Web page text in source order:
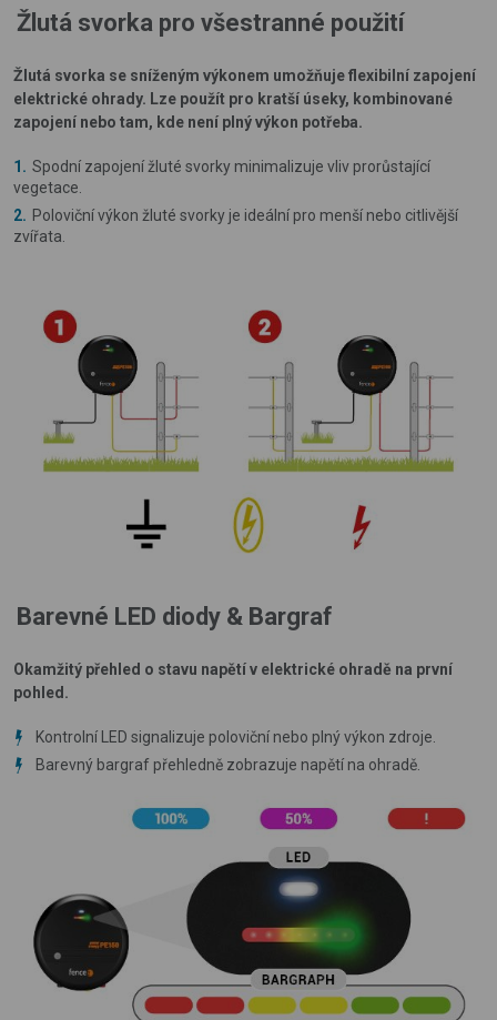
Žlutá svorka pro všestranné použití
Žlutá svorka se sníženým výkonem umožňuje flexibilní zapojení
elektrické ohrady. Lze použít pro kratší úseky, kombinované
zapojení nebo tam, kde není plný výkon potřeba.
Spodní zapojení žluté svorky minimalizuje vliv prorůstající
vegetace.
Poloviční výkon žluté svorky je ideální pro menší nebo citlivější
zvířata.
Barevné LED diody & Bargraf
Okamžitý přehled o stavu napětí v elektrické ohradě na první
pohled.
Kontrolní LED signalizuje poloviční nebo plný výkon zdroje.
Barevný bargraf přehledně zobrazuje napětí na ohradě.